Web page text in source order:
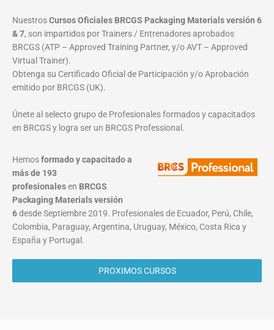
NuestrosCursos Oficiales BRCGS Packaging Materials versión 6
& 7, son impartidos por Trainers / Entrenadores aprobados
BRCGS (ATP – Approved Training Partner, y/o AVT – Approved
Virtual Trainer).
Obtenga su Certificado Oficial de Participación y/o Aprobación
emitido por BRCGS (UK).
Únete al selecto grupo de Profesionales formados y capacitados
en BRCGS y logra ser un BRCGS Professional.
Hemosformado y capacitado a
más de 193
profesionalesen BRCGS
Packaging Materialsversión
6desde Septiembre 2019. Profesionales de Ecuador, Perú, Chile,
Colombia, Paraguay, Argentina, Uruguay, México, Costa Rica y
España y Portugal.
PROXIMOS CURSOS